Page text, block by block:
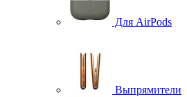
Для AirPods
Выпрямители